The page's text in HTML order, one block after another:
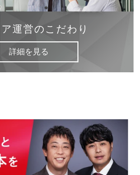
運営のこだわり
詳細を見る